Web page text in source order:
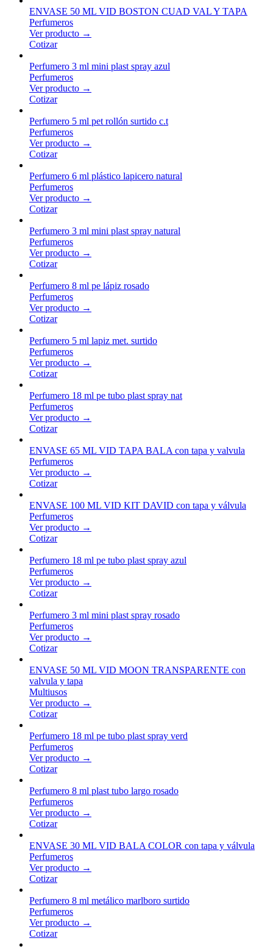
ENVASE 50 ML VID BOSTON CUAD VAL Y TAPA
Perfumeros
Ver producto →
Cotizar
Perfumero 3 ml mini plast spray azul
Perfumeros
Ver producto →
Cotizar
Perfumero 5 ml pet rollón surtido c.t
Perfumeros
Ver producto →
Cotizar
Perfumero 6 ml plástico lapicero natural
Perfumeros
Ver producto →
Cotizar
Perfumero 3 ml mini plast spray natural
Perfumeros
Ver producto →
Cotizar
Perfumero 8 ml pe lápiz rosado
Perfumeros
Ver producto →
Cotizar
Perfumero 5 ml lapiz met. surtido
Perfumeros
Ver producto →
Cotizar
Perfumero 18 ml pe tubo plast spray nat
Perfumeros
Ver producto →
Cotizar
ENVASE 65 ML VID TAPA BALA con tapa y valvula
Perfumeros
Ver producto →
Cotizar
ENVASE 100 ML VID KIT DAVID con tapa y válvula
Perfumeros
Ver producto →
Cotizar
Perfumero 18 ml pe tubo plast spray azul
Perfumeros
Ver producto →
Cotizar
Perfumero 3 ml mini plast spray rosado
Perfumeros
Ver producto →
Cotizar
ENVASE 50 ML VID MOON TRANSPARENTE con
valvula y tapa
Multiusos
Ver producto →
Cotizar
Perfumero 18 ml pe tubo plast spray verd
Perfumeros
Ver producto →
Cotizar
Perfumero 8 ml plast tubo largo rosado
Perfumeros
Ver producto →
Cotizar
ENVASE 30 ML VID BALA COLOR con tapa y válvula
Perfumeros
Ver producto →
Cotizar
Perfumero 8 ml metálico marlboro surtido
Perfumeros
Ver producto →
Cotizar